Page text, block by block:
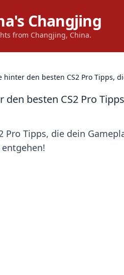
Changjing
from Changjing, China.
hinter den besten CS2 Pro Tipps,
den besten CS2 Pro
Pro Tipps, die dein